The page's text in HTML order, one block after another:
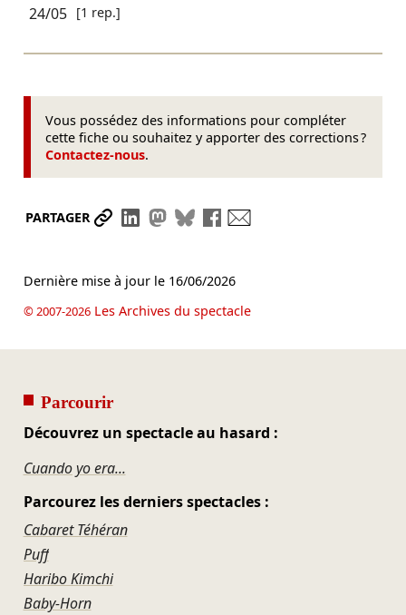
24/05 [1 rep.]
Vous possédez des informations pour compléter
cette fiche ou souhaitez y apporter des corrections ?
Contactez-nous.
PARTAGER Partager le lien
Partager sur LinkedIn
Partager sur Mastodon
Partager sur Bluesky
Partager sur Facebook
Dernière mise à jour le 16/06/2026
© 2007-2026Les Archives du spectacle
Parcourir
Découvrez un spectacle au hasard :
Cuando yo era...
Parcourez les derniers spectacles :
Cabaret Téhéran
Puff
Haribo Kimchi
Baby-Horn